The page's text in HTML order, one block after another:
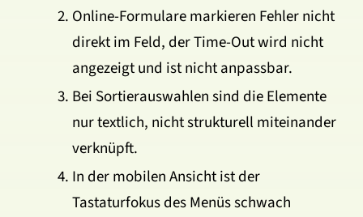
Online-Formulare markieren Fehler nicht
direkt im Feld, der Time-Out wird nicht
angezeigt und ist nicht anpassbar.
Bei Sortierauswahlen sind die Elemente
nur textlich, nicht strukturell miteinander
verknüpft.
In der mobilen Ansicht ist der
Tastaturfokus des Menüs schwach